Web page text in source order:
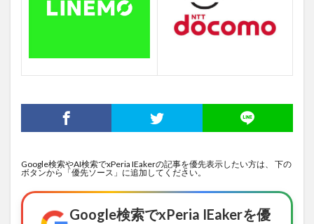
Google検索やAI検索でxPeria IEakerの記事を優先表示したい方は、 下の
ボタンから「優先ソース」に追加してください。
Google検索でxPeria IEakerを優